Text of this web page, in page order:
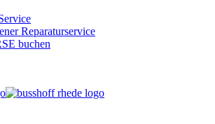
Reparaturservice
buchen